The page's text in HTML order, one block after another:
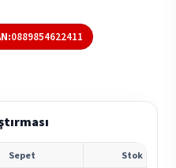
0889854622411
Sepet Stok